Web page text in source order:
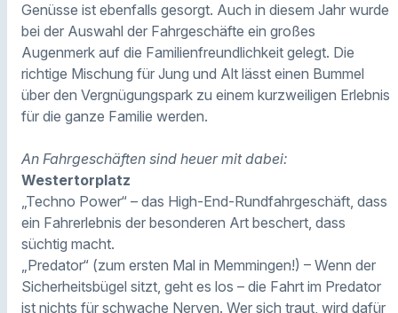
Genüsse ist ebenfalls gesorgt. Auch in diesem Jahr wurde
bei der Auswahl der Fahrgeschäfte ein großes
Augenmerk auf die Familienfreundlichkeit gelegt. Die
richtige Mischung für Jung und Alt lässt einen Bummel
über den Vergnügungspark zu einem kurzweiligen Erlebnis
für die ganze Familie werden.
An Fahrgeschäften sind heuer mit dabei:
Westertorplatz
„Techno Power“ – das High-End-Rundfahrgeschäft, dass
ein Fahrerlebnis der besonderen Art beschert, dass
süchtig macht.
„Predator“ (zum ersten Mal in Memmingen!) – Wenn der
Sicherheitsbügel sitzt, geht es los – die Fahrt im Predator
ist nichts für schwache Nerven. Wer sich traut, wird dafür